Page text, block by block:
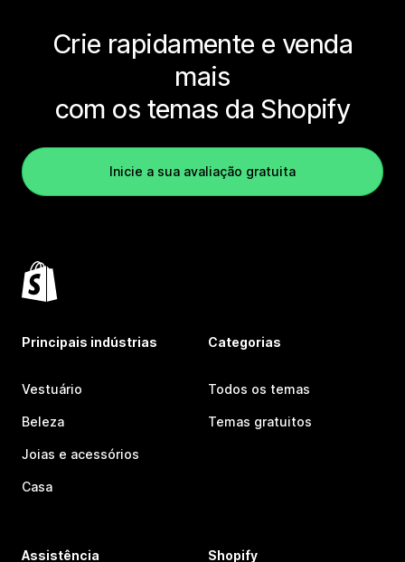
Crie rapidamente e venda
mais
com os temas da Shopify
Inicie a sua avaliação gratuita
Principais indústrias
Vestuário
Beleza
Joias e acessórios
Casa
Categorias
Todos os temas
Temas gratuitos
Assistência Shopify